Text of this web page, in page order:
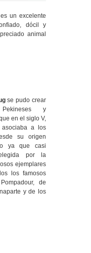
es un excelente
dócil y
animal
se pudo crear
y
en el siglo V,
a los
su origen
ya que casi
por la
ejemplares
los famosos
de
y de los